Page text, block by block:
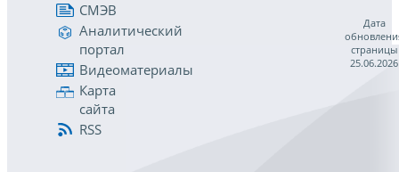
СМЭВ
Аналитический
портал
Видеоматериалы
Карта
сайта
RSS
Дата
страницы
25.06.2026